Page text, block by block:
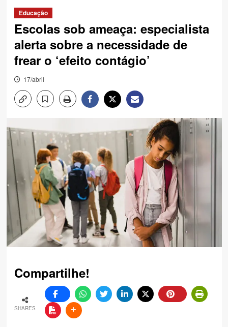
Educação
Escolas sob ameaça: especialista
alerta sobre a necessidade de
frear o ‘efeito contágio’
17/abril
Compartilhe!
SHARES